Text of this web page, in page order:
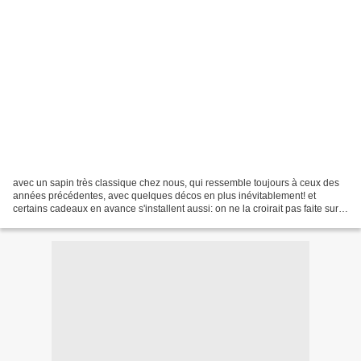
avec un sapin très classique chez nous, qui ressemble toujours à ceux des
années précédentes, avec quelques décos en plus inévitablement! et
certains cadeaux en avance s'installent aussi: on ne la croirait pas faite sur